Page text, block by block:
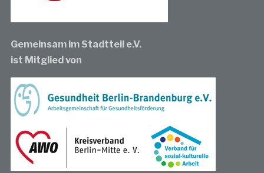
Gemeinsam im Stadtteil e.V.
ist Mitglied von